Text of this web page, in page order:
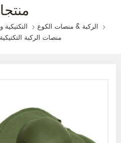
الركبة & منصات الكوع
منصات الركبة